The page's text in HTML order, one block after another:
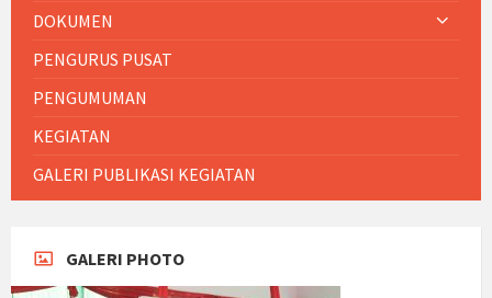
DOKUMEN
PENGURUS PUSAT
PENGUMUMAN
KEGIATAN
GALERI PUBLIKASI KEGIATAN
GALERI PHOTO